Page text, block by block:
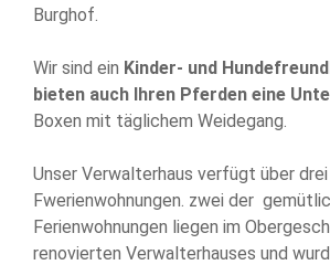
WANDERN &
ANGELN
KULTUR &
JAGEN
SURVIVAL &
BUSHCRAFT
Burghof.
Wir sind ein Kinder- und
bieten auch Ihren Pferden eine
Boxen mit täglichem Weidegang.
Unser Verwalterhaus verfügt über drei
Fwerienwohnungen. zwei der
Ferienwohnungen liegen im
renovierten Verwalterhauses und